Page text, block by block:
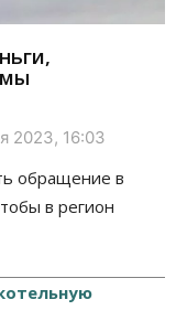
2023, 16:03
обращение в
в регион